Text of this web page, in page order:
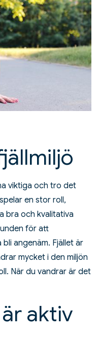
viktiga och tro det
en stor roll,
bra och kvalitativa
för att
angenäm. Fjället är
mycket i den miljön
När du vandrar är det
aktiv